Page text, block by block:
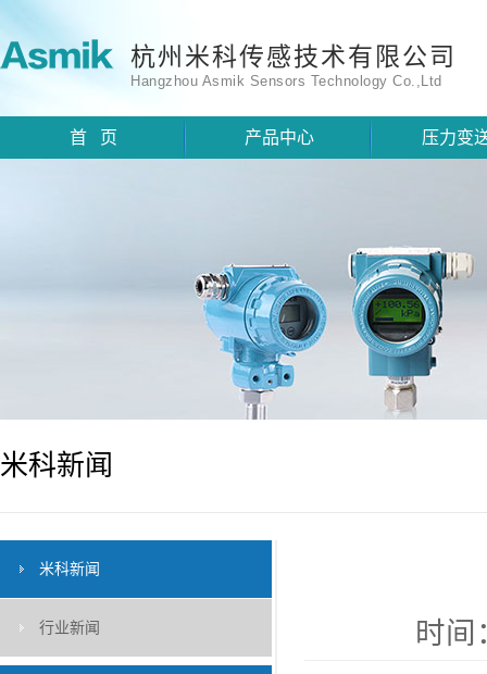
杭州米科传感技术有限公司
Hangzhou Asmik Sensors Technology Co.,Ltd
首 页 产品中心 压力变
米科新闻
米科新闻
行业新闻 时间